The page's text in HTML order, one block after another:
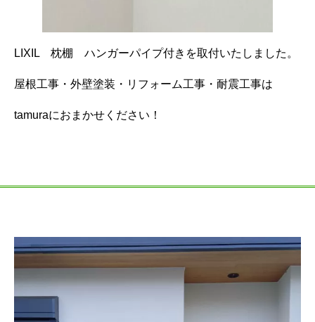
LIXIL 枕棚 ハンガーパイプ付きを取付いたしました。
屋根工事・外壁塗装・リフォーム工事・耐震工事は
tamuraにおまかせください！